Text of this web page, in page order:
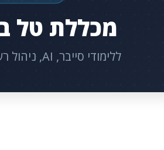
מכללת טל
ללימודי סייבר, AI, ניהול רשתות ותקשורת